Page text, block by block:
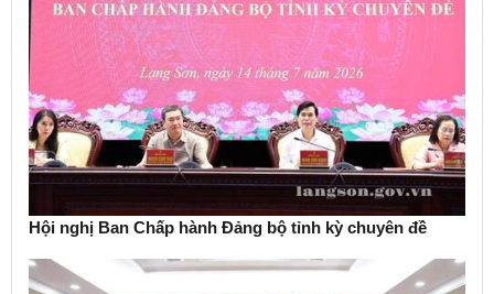
Hội nghị Ban Chấp hành Đảng bộ tỉnh kỳ chuyên đề